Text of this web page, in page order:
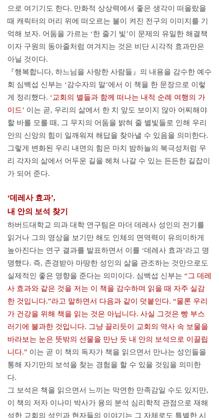
으로 여기기도 한다. 만화적 상상력에서 좋은 생각이 떠올랐을
때 캐릭터의 머리 위에 떠오르는 불이 켜진 전구의 이미지를 기
억해 보자. 어둠을 가르는 ‘한 줄기 빛’이 문제의 유일한 해결책
이자 구원의 동아줄처럼 여겨지는 것은 비단 시각적 효과만은
아닐 것이다.
『행복합니다, 하느님을 사랑한 사람들』의 내용을 감수한 예수
회 심백섭 신부는 ‘감수자의 말’에서 이 책을 한 문장으로 이렇
게 정리했다. ‘교회의 별들과 함께 떠나는 내적 순례 여행의 가
이드’ 이는 곧, 우리의 삶에서 한 치 앞도 보이지 않아 어찌해야
할 바를 모를 때, 그 무지의 어둠을 밝혀 줄 별빛들로 인해 우리
안의 신앙의 힘이 일깨워져 해답을 찾아낼 수 있음을 의미한다.
그렇게 변화된 우리 내면의 힘은 마치 밤하늘의 북극성처럼 우
리 각자의 삶에서 어두운 길을 헤쳐 나갈 수 있는 든든한 길잡이
가 되어 준다.
‘데레사 효과’,
내 안의 보석 찾기
하버드대학교 의과 대학 연구팀은 마더 데레사 성인의 전기를
읽거나 그의 영상을 보기만 해도 인체의 면역력이 유의미하게
높아진다는 연구 결과를 발표하면서 이를 ‘데레사 효과’라고 명
명했다. 즉, 존경받아 마땅한 성인의 삶을 관조하는 것만으로도
실제적인 좋은 영향을 준다는 의미이다. 심백섭 신부는 “그 데레
사 효과와 같은 것을 저는 이 책을 감수하며 읽을 때 자주 실감
한 것입니다.”라고 말하면서 다음과 같이 덧붙인다. “물론 우리
가 건강을 위해 책을 읽는 것은 아닙니다. 사실 그것은 빵 부스
러기에 불과한 것입니다. 그냥 끌리듯이 교회의 역사 속 보물을
바라보는 눈은 뜻밖의 선물을 만난 듯 내 안의 보석으로 이끌립
니다.” 이는 곧 이 책의 독자가 책을 읽으면서 만나는 성인들을
통해 자기만의 보석을 찾는 경험을 할 수 있을 것임을 의미한
다.
그 보석은 책을 읽으면서 느끼는 막연한 만족감일 수도 있지만,
이 책의 저자 이나미 박사가 융의 분석 심리학적 관점으로 재해
석한 교회의 성인과 현자들의 이야기는 그 자체로도 특별한 시